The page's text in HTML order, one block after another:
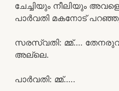
ചേച്ചിയും നീലിയും
പാർവതി മകനോട്
സരസ്വതി: മ്മ്….
അല്ലെ.
പാർവതി: മ്മ്…..